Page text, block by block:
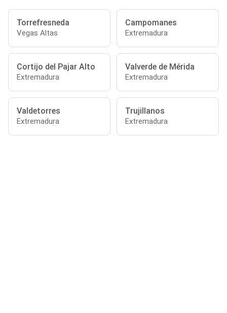
Torrefresneda
Vegas Altas
Campomanes
Extremadura
Cortijo del Pajar Alto
Extremadura
Valverde de Mérida
Extremadura
Valdetorres
Extremadura
Trujillanos
Extremadura